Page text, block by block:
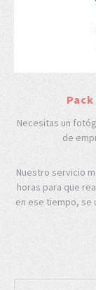
Necesitas un
de
Nuestro servicio
horas para que
en ese tiempo, se